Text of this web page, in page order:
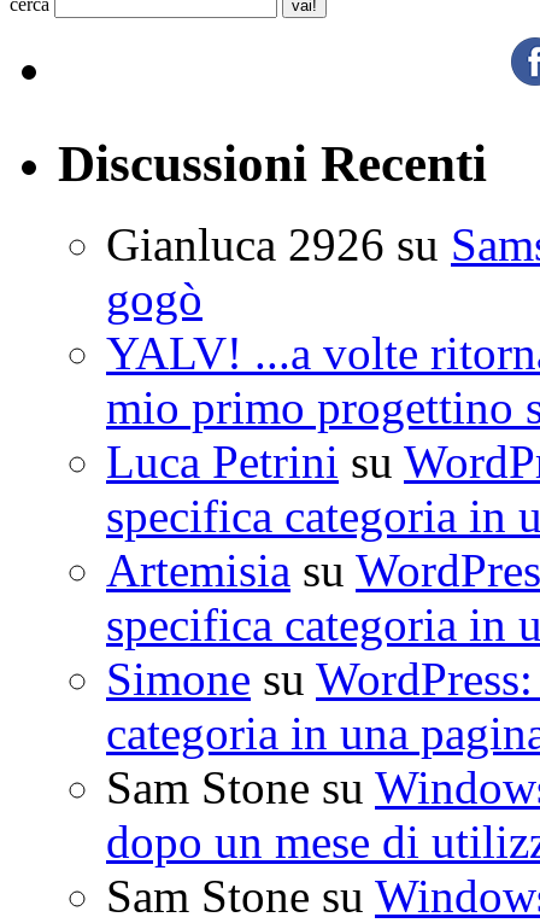
Discussioni Recenti
Gianluca 2926 su
gogò
YALV! ...a volte
mio primo progettino
Luca Petrini su
specifica categoria in
Artemisia su
specifica categoria in
Simone su
categoria in una
Sam Stone su
dopo un mese di
Sam Stone su